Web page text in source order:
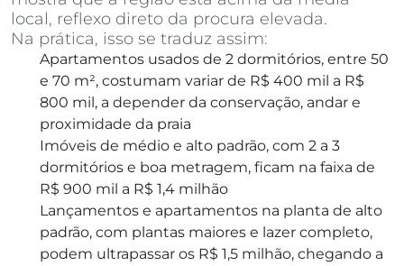
local, reflexo direto da procura elevada.
Na prática, isso se traduz assim:
Apartamentos usados de 2 dormitórios, entre 50
e 70 m², costumam variar de R$ 400 mil a R$
800 mil, a depender da conservação, andar e
proximidade da praia
Imóveis de médio e alto padrão, com 2 a 3
dormitórios e boa metragem, ficam na faixa de
R$ 900 mil a R$ 1,4 milhão
Lançamentos e apartamentos na planta de alto
padrão, com plantas maiores e lazer completo,
podem ultrapassar os R$ 1,5 milhão, chegando a